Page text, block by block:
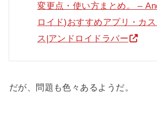
変更点・使い方まとめ。 –
ロイド)おすすめアプリ・カ
ス|アンドロイドラバー
だが、問題も色々あるようだ。